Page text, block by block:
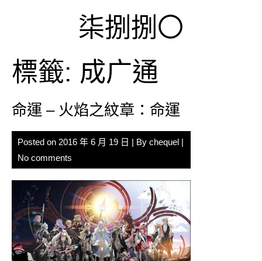
柒捌捌〇
標籤: 成广通
命運 – 火焰之紋章：命運
Posted on 2016 年 6 月 19 日 | By chequel |
No comments